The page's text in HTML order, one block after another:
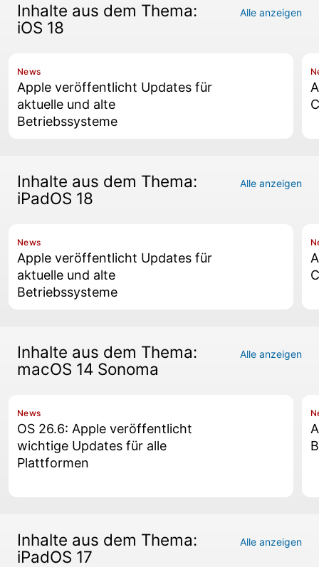
Inhalte aus dem Thema:
iOS 18
Alle anzeigen
News
Apple veröffentlicht Updates für
aktuelle und alte
Betriebssysteme
Inhalte aus dem Thema:
iPadOS 18
Alle anzeigen
News
Apple veröffentlicht Updates für
aktuelle und alte
Betriebssysteme
Inhalte aus dem Thema:
macOS 14 Sonoma
Alle anzeigen
News
OS 26.6: Apple veröffentlicht
wichtige Updates für alle
Plattformen
Inhalte aus dem Thema:
iPadOS 17
Alle anzeigen